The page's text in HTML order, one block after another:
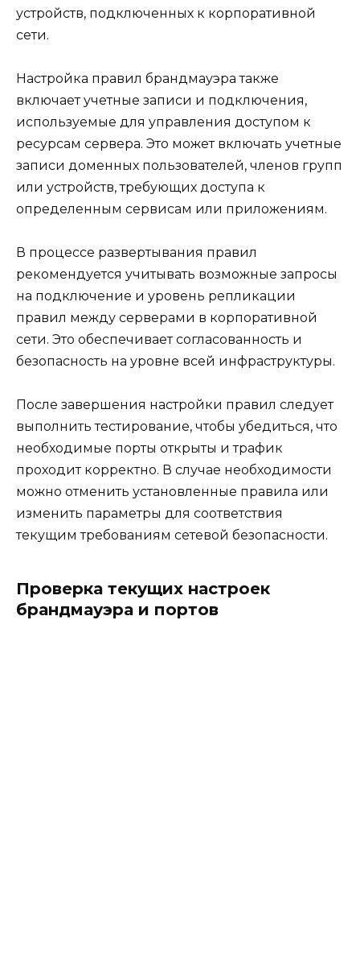
устройств, подключенных к корпоративной
сети.
Настройка правил брандмауэра также
включает учетные записи и подключения,
используемые для управления доступом к
ресурсам сервера. Это может включать учетные
записи доменных пользователей, членов групп
или устройств, требующих доступа к
определенным сервисам или приложениям.
В процессе развертывания правил
рекомендуется учитывать возможные запросы
на подключение и уровень репликации
правил между серверами в корпоративной
сети. Это обеспечивает согласованность и
безопасность на уровне всей инфраструктуры.
После завершения настройки правил следует
выполнить тестирование, чтобы убедиться, что
необходимые порты открыты и трафик
проходит корректно. В случае необходимости
можно отменить установленные правила или
изменить параметры для соответствия
текущим требованиям сетевой безопасности.
Проверка текущих настроек
брандмауэра и портов